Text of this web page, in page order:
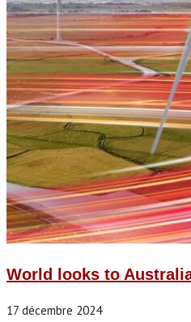
World looks to
17 décembre 2024